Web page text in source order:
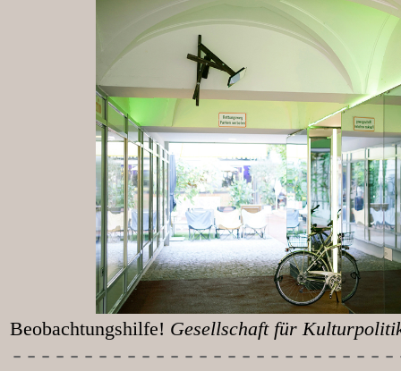
Beobachtungshilfe! Gesellschaft für
-----------